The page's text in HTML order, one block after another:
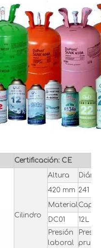
Certificación: CE
Cilindro
Altura
420 mm 241
Material
DC01
12L
Presión
laboral